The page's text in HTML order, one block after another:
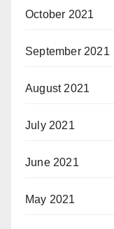
October 2021
September 2021
August 2021
July 2021
June 2021
May 2021